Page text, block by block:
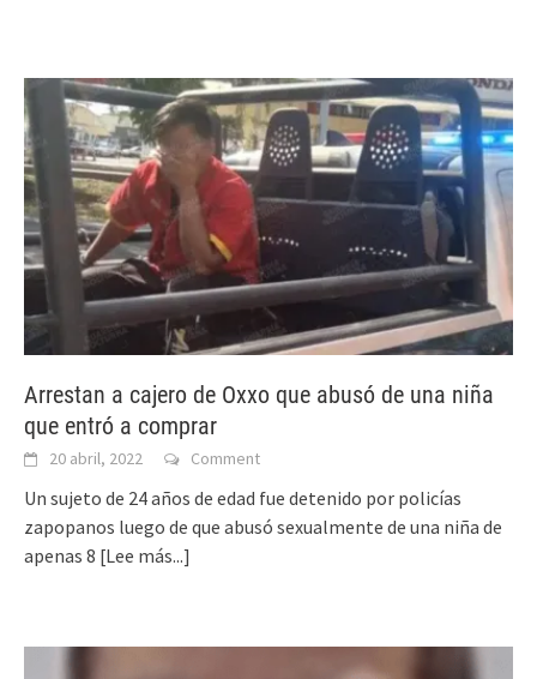
Arrestan a cajero de Oxxo que abusó de una niña
que entró a comprar
20 abril, 2022 Comment
Un sujeto de 24 años de edad fue detenido por policías
zapopanos luego de que abusó sexualmente de una niña de
apenas 8 [Lee más...]